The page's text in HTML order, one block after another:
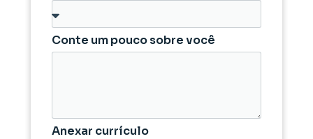
Conte um pouco sobre você
Anexar currículo